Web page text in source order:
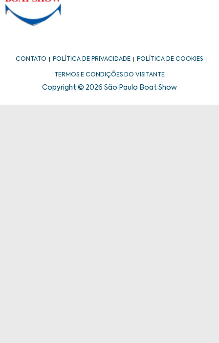
CONTATO POLÍTICA DE PRIVACIDADE POLÍTICA DE COOKIES
TERMOS E CONDIÇÕES DO VISITANTE
Copyright © 2026 São Paulo Boat Show